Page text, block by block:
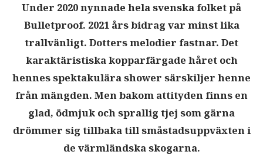
Under 2020 nynnade hela svenska folket på
Bulletproof. 2021 års bidrag var minst lika
trallvänligt. Dotters melodier fastnar. Det
karaktäristiska kopparfärgade håret och
hennes spektakulära shower särskiljer henne
från mängden. Men bakom attityden finns en
glad, ödmjuk och sprallig tjej som gärna
drömmer sig tillbaka till småstadsuppväxten i
de värmländska skogarna.